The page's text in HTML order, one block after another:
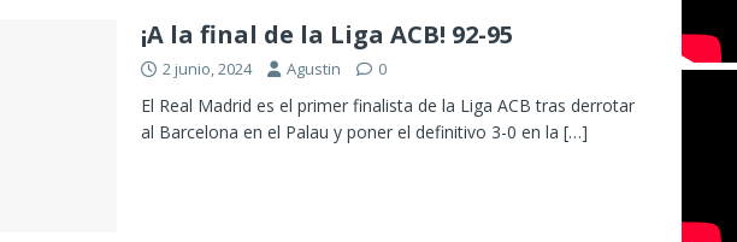
¡A la final de la Liga ACB! 92-95
2 junio, 2024 Agustin 0
El Real Madrid es el primer finalista de la Liga ACB tras derrotar
al Barcelona en el Palau y poner el definitivo 3-0 en la […]